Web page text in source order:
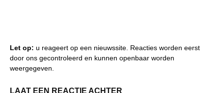
Let op: u reageert op een nieuwssite. Reacties worden eerst
door ons gecontroleerd en kunnen openbaar worden
weergegeven.
LAAT EEN REACTIE ACHTER